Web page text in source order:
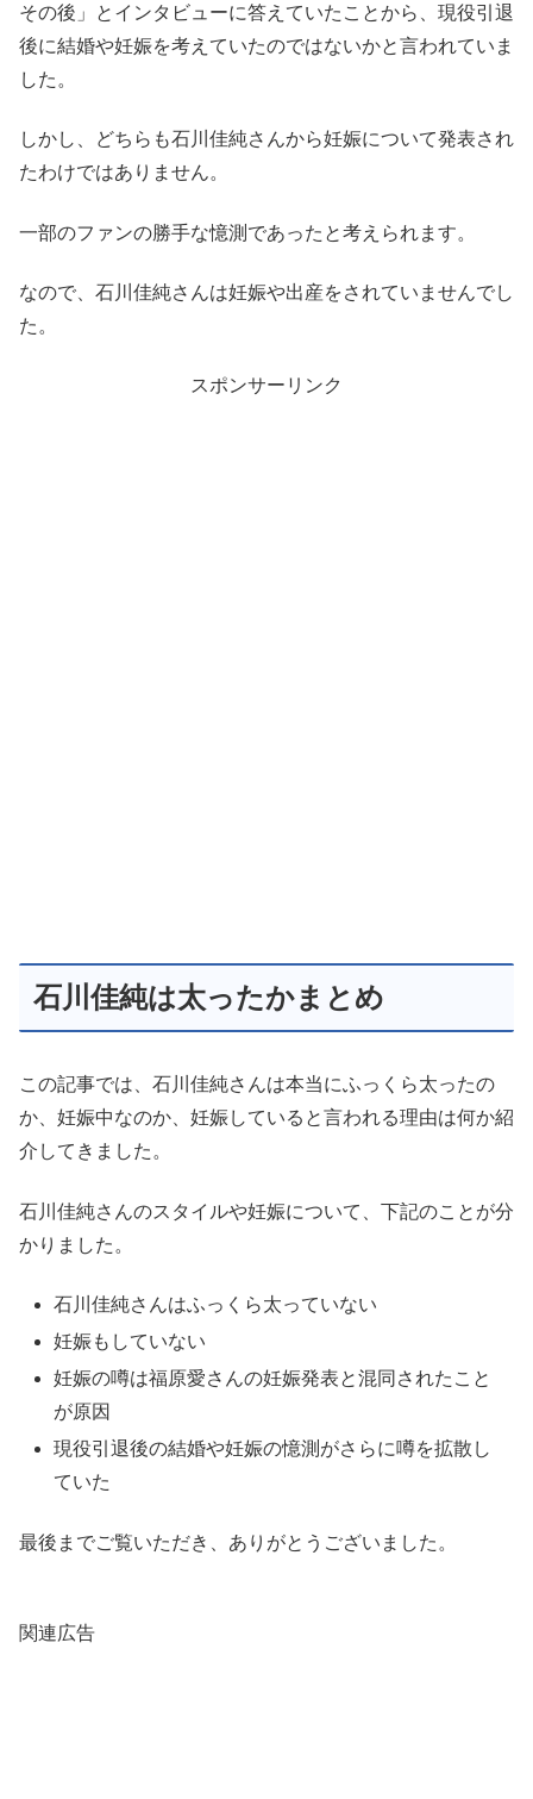
その後」とインタビューに答えていたことから、現役引退
後に結婚や妊娠を考えていたのではないかと言われていま
した。
しかし、どちらも石川佳純さんから妊娠について発表され
たわけではありません。
一部のファンの勝手な憶測であったと考えられます。
なので、石川佳純さんは妊娠や出産をされていませんでし
た。
スポンサーリンク
石川佳純は太ったかまとめ
この記事では、石川佳純さんは本当にふっくら太ったの
か、妊娠中なのか、妊娠していると言われる理由は何か紹
介してきました。
石川佳純さんのスタイルや妊娠について、下記のことが分
かりました。
石川佳純さんはふっくら太っていない
妊娠もしていない
妊娠の噂は福原愛さんの妊娠発表と混同されたこと
が原因
現役引退後の結婚や妊娠の憶測がさらに噂を拡散し
ていた
最後までご覧いただき、ありがとうございました。
関連広告